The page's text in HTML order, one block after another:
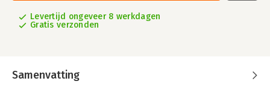
Levertijd ongeveer 8 werkdagen
Gratis verzonden
Samenvatting